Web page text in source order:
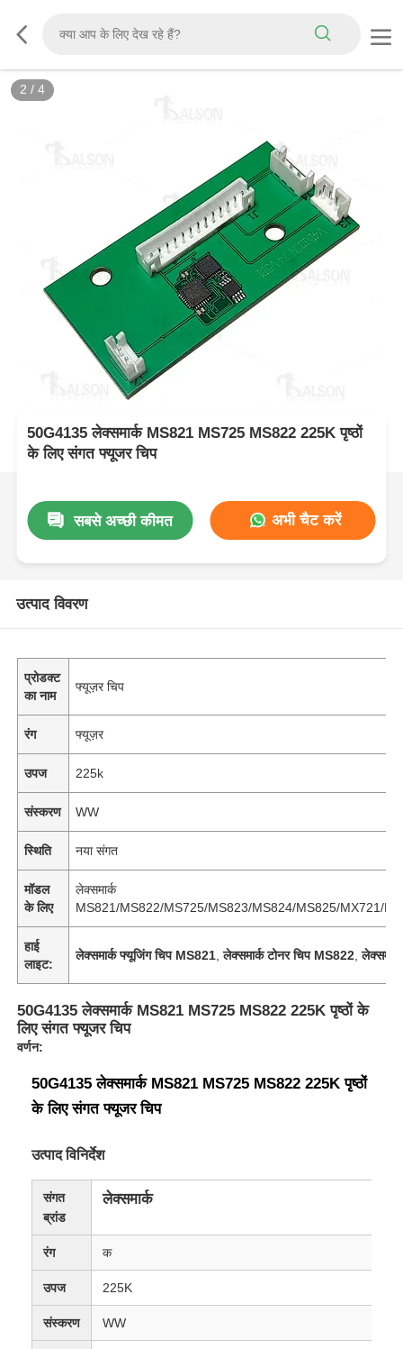
2 / 4
50G4135 लेक्समार्क MS821 MS725 MS822 225K पृष्ठों
के लिए संगत फ्यूजर चिप
सबसे अच्छी कीमत अभी चैट करें
उत्पाद विवरण
प्रोडक्ट
का नाम
फ्यूज़र चिप
रंग फ्यूज़र
उपज 225k
संस्करण WW
स्थिति नया संगत
मॉडल
के लिए
लेक्समार्क
MS821/MS822/MS725/MS823/MS824/MS825/MX721/
हाई
लाइट:
लेक्समार्क फ्यूजिंग चिप MS821 ,लेक्समार्क टोनर चिप MS822 ,
50G4135 लेक्समार्क MS821 MS725 MS822 225K पृष्ठों के
लिए संगत फ्यूजर चिप
वर्णन:
50G4135 लेक्समार्क MS821 MS725 MS822 225K पृष्ठों
के लिए संगत फ्यूजर चिप
उत्पाद विनिर्देश
संगत
ब्रांड
लेक्समार्क
रंग क
उपज 225K
संस्करण WW